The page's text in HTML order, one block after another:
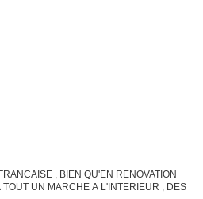
, BIEN QU'EN RENOVATION
UN MARCHE A L'INTERIEUR , DES